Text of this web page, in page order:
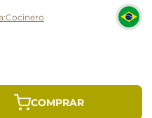
Cocinero